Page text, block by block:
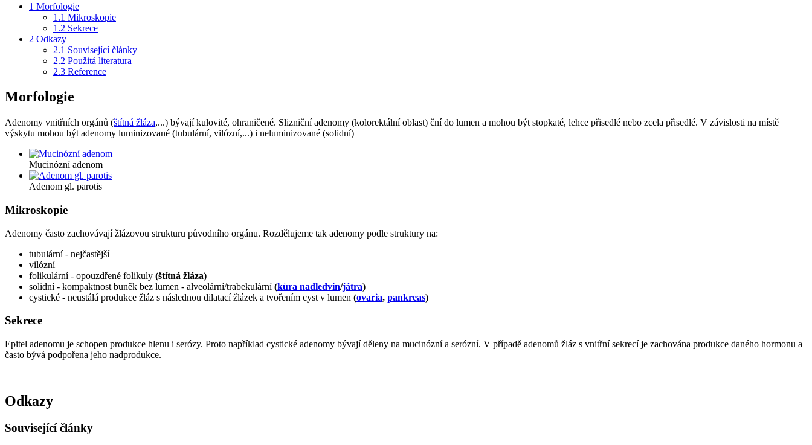
1 Morfologie
1.1 Mikroskopie
1.2 Sekrece
2 Odkazy
2.1 Související články
2.2 Použitá literatura
2.3 Reference
Morfologie
Adenomy vnitřních orgánů (štítná žláza,...) bývají kulovité, ohraničené. Slizniční adenomy (kolorektální oblast) ční do lumen a mohou být stopkaté, lehce přisedlé nebo zcela přisedlé. V závislosti na místě
výskytu mohou být adenomy luminizované (tubulární, vilózní,...) i neluminizované (solidní)
Mucinózní adenom
Adenom gl. parotis
Mikroskopie
Adenomy často zachovávají žlázovou strukturu původního orgánu. Rozdělujeme tak adenomy podle struktury na:
tubulární - nejčastější
vilózní
folikulární - opouzdřené folikuly (štítná žláza)
solidní - kompaktnost buněk bez lumen - alveolární/trabekulární(kůra nadledvin/játra)
cystické - neustálá produkce žláz s následnou dilatací žlázek a tvořením cyst v lumen (ovaria, pankreas)
Sekrece
Epitel adenomu je schopen produkce hlenu i serózy. Proto například cystické adenomy bývají děleny na mucinózní a serózní. V případě adenomů žláz s vnitřní sekrecí je zachována produkce daného hormonu a
často bývá podpořena jeho nadprodukce.
Odkazy
Související články